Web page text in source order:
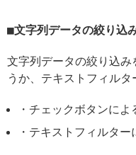
文字列データの絞り込
文字列データの絞り込
うか、テキストフィルタ
・チェックボタンに
・テキストフィルター